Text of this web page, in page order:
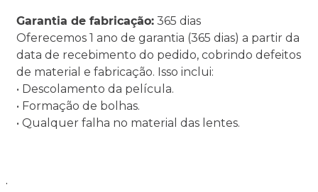
Garantia de fabricação: 365 dias
Oferecemos 1 ano de garantia (365 dias) a partir da
data de recebimento do pedido, cobrindo defeitos
de material e fabricação. Isso inclui:
• Descolamento da película.
• Formação de bolhas.
• Qualquer falha no material das lentes.
.